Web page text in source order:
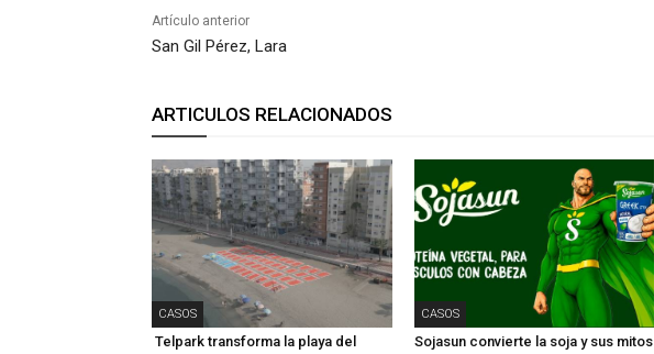
Artículo anterior
San Gil Pérez, Lara
ARTICULOS RELACIONADOS
CASOS
Telpark transforma la playa del
CASOS
Sojasun convierte la soja y sus mitos